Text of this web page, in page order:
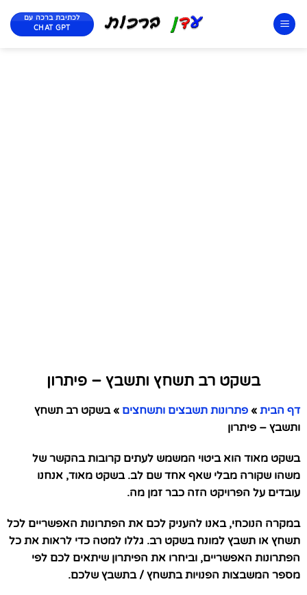
לכתיבת ברכה עם
CHAT GPT
בשקט רב תשחץ ותשבץ – פיתרון
דף הבית » פתרונות תשבצים ותשחצים » בשקט רב תשחץ
ותשבץ – פיתרון
בשקט מאוד הוא ביטוי המשמש לעתים קרובות בהקשר של
משהו שקורה מבלי שאף אחד שם לב. בשקט מאוד, אנחנו
עובדים על הפרויקט הזה כבר זמן מה.
במקרה הנוכחי, באנו להעניק לכם את הפתרונות האפשריים לכל
תשחץ או תשבץ למונח בשקט רב. גללו למטה כדי לראות את כל
הפתרונות האפשריים, וביחרו את הפיתרון שיתאים לכם לפי
מספר המשבצות הפנויות בתשחץ / בתשבץ שלכם.